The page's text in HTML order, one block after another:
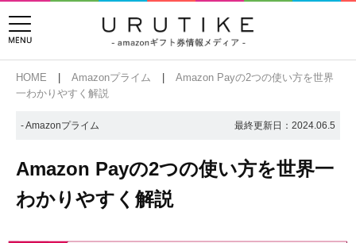
HOME Amazonプライム
Amazon Payの2つの使い方を世界
一わかりやすく解説
- Amazonプライム 最終更新日： 2024.06.5
Amazon Payの2つの使い方を世界一
わかりやすく解説